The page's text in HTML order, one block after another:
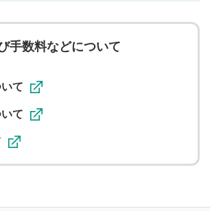
人格権を行使しないことに同意します。利
コメントは、当社サービスの広告・宣伝、
す。
手数料などについて
て
て